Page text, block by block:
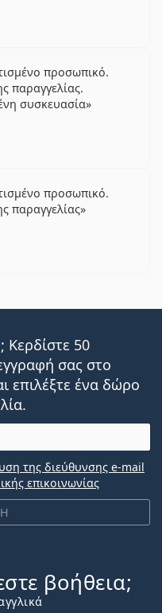
προσωπικό.
παραγγελίας.
συσκευασία
προσωπικό.
παραγγελίας
50
σας στο
επιλέξτε ένα δώρο
της διεύθυνσης e-mail
επικοινωνίας
βοήθεια;